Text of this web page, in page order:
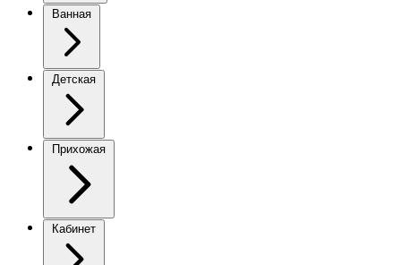
Ванная
Детская
Прихожая
Кабинет